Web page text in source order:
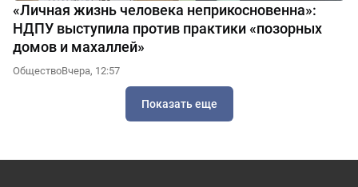
«Личная жизнь человека неприкосновенна»:
НДПУ выступила против практики «позорных
домов и махаллей»
ОбществоВчера, 12:57
Показать еще